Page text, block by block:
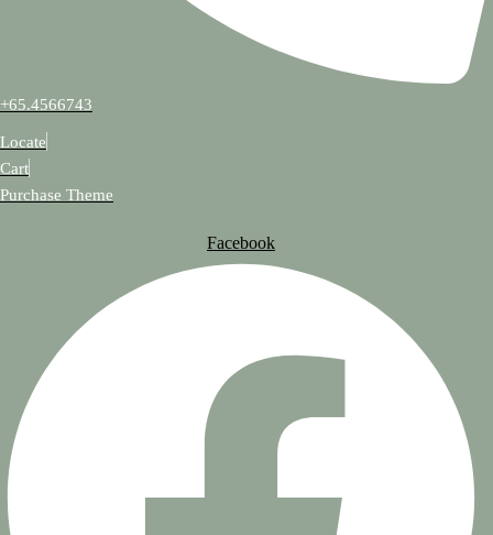
+65.4566743
Locate
Cart
Purchase Theme
Facebook